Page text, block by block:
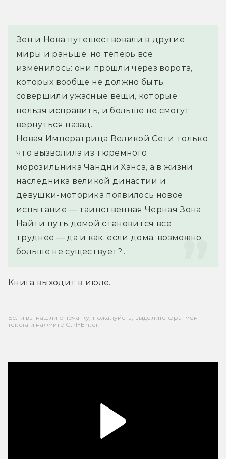
Зен и Нова путешествовали в другие
миры и раньше, но теперь все
изменилось: они прошли через ворота,
которых вообще не должно быть,
совершили ужасные вещи, которые
нельзя исправить, и больше не смогут
вернуться назад.
Новая Императрица Великой Сети только
что вызволила из тюремного
морозильника Чандни Ханса, а в жизни
наследника великой династии и
девушки-моторика появилось новое
испытание — таинственная Черная Зона.
Найти путь домой становится все
труднее — да и как, если дома, возможно,
больше не существует?..
Книга выходит в июле.
Если вы нашли опечатку, пожалуйста, выделите фрагмент
текста и нажмите Ctrl+Enter.